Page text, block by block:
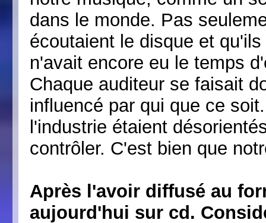
dans le monde. Pas
écoutaient le disque et
n'avait encore eu le temps
Chaque auditeur se faisait
influencé par qui que ce
l'industrie étaient
contrôler. C'est bien que
Après l'avoir diffusé au
aujourd'hui sur cd.